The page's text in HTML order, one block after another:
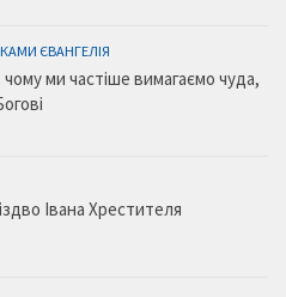
ЄВАНГЕЛІЯ
ми частіше вимагаємо чуда,
Івана Хрестителя